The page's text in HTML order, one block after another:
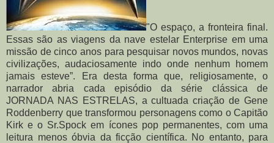
"O espaço, a fronteira final.
Essas são as viagens da nave estelar Enterprise em uma
missão de cinco anos para pesquisar novos mundos, novas
civilizações, audaciosamente indo onde nenhum homem
jamais esteve”. Era desta forma que, religiosamente, o
narrador abria cada episódio da série clássica de
JORNADA NAS ESTRELAS, a cultuada criação de Gene
Roddenberry que transformou personagens como o Capitão
Kirk e o Sr.Spock em ícones pop permanentes, com uma
leitura menos óbvia da ficção científica. No entanto, para